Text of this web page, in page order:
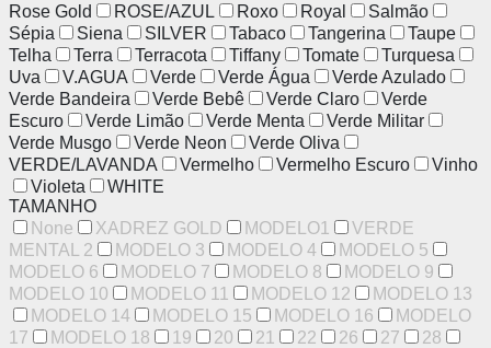
Rose Gold
ROSE/AZUL Roxo Royal
Salmão
Sépia
Siena SILVER Tabaco Tangerina
Taupe
Telha
Terra Terracota Tiffany Tomate
Turquesa
Uva
V.AGUA Verde Verde Água
Verde Azulado
Verde Bandeira
Verde Bebê Verde Claro
Verde
Escuro
Verde Limão Verde Menta
Verde Militar
Verde Musgo
Verde Neon
Verde Oliva
VERDE/LAVANDA
Vermelho Vermelho Escuro
Vinho
Violeta
WHITE
TAMANHO
None
XADREZ GOLD MODELO1
VERDE
MENTAL 2
MODELO 3 MODELO 4
MODELO 5
MODELO 6
MODELO 7 MODELO 8
MODELO 9
MODELO 10
MODELO 11 MODELO 12
MODELO 13
MODELO 14
MODELO 15 MODELO 16
MODELO
17
MODELO 18 19 20 21 22 26 27
28